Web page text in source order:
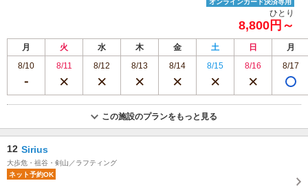
オンラインカード決済専用
ひとり
8,800円～
月 火 水 木 金 土 日
月
8/10
8/11 8/12 8/13 8/14 8/15 8/16 8/17
この施設のプランをもっと見る
12 Sirius
大歩危・祖谷・剣山／ラフティング
ネット予約OK